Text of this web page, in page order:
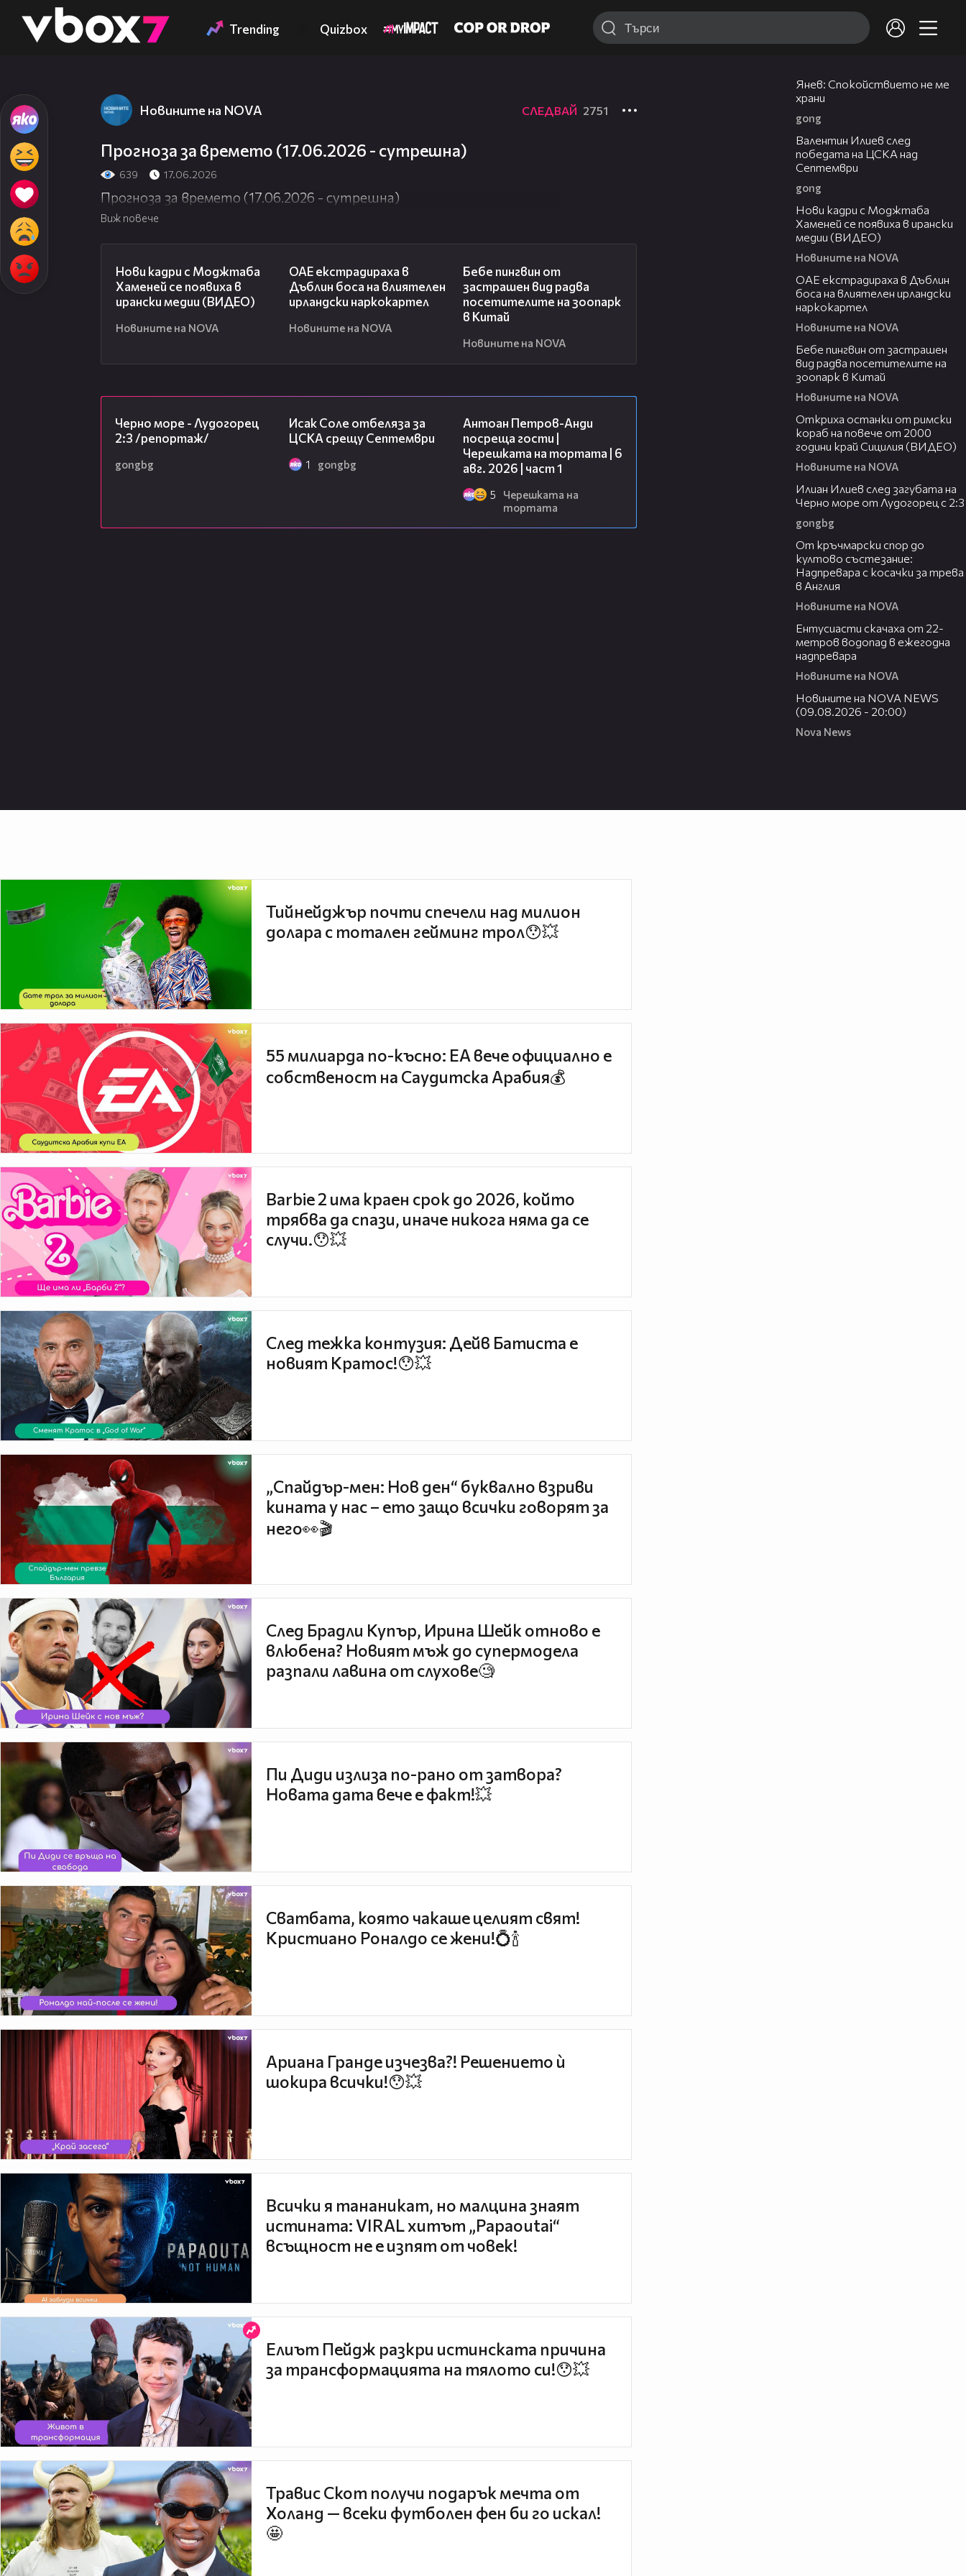
👾 Trending Quizbox
Новините на NOVA СЛЕДВАЙ 2751
Прогноза за времето (17.06.2026 - сутрешна)
639 17.06.2026
Прогноза за времето (17.06.2026 - сутрешна)
Виж повече
Нови кадри с Моджтаба
Хаменей се появиха в
ирански медии (ВИДЕО)
Новините на NOVA
ОАЕ екстрадираха в
Дъблин боса на влиятелен
ирландски наркокартел
Новините на NOVA
Бебе пингвин от
застрашен вид радва
посетителите на зоопарк
в Китай
Новините на NOVA
Черно море - Лудогорец
2:3 /репортаж/
gongbg
Исак Соле отбеляза за
ЦСКА срещу Септември
1 gongbg
Антоан Петров-Анди
посреща гости |
Черешката на тортата | 6
авг. 2026 | част 1
5
Черешката на
тортата
Янев: Спокойствието не ме
храни
gong
Валентин Илиев след
победата на ЦСКА над
Септември
gong
Нови кадри с Моджтаба
Хаменей се появиха в ирански
медии (ВИДЕО)
Новините на NOVA
ОАЕ екстрадираха в Дъблин
боса на влиятелен ирландски
наркокартел
Новините на NOVA
Бебе пингвин от застрашен
вид радва посетителите на
зоопарк в Китай
Новините на NOVA
Откриха останки от римски
кораб на повече от 2000
години край Сицилия (ВИДЕО)
Новините на NOVA
Илиан Илиев след загубата на
Черно море от Лудогорец с 2:3
gongbg
От кръчмарски спор до
култово състезание:
Надпревара с косачки за трева
в Англия
Новините на NOVA
Ентусиасти скачаха от 22-
метров водопад в ежегодна
надпревара
Новините на NOVA
Новините на NOVA NEWS
(09.08.2026 - 20:00)
Nova News
Тийнейджър почти спечели над милион
долара с тотален гейминг трол😯💥
55 милиарда по-късно: EA вече официално е
собственост на Саудитска Арабия💰
Barbie 2 има краен срок до 2026, който
трябва да спази, иначе никога няма да се
случи.😯💥
След тежка контузия: Дейв Батиста е
новият Кратос!😯💥
„Спайдър-мен: Нов ден“ буквално взриви
кината у нас – ето защо всички говорят за
него👀🎬
След Брадли Купър, Ирина Шейк отново е
влюбена? Новият мъж до супермодела
разпали лавина от слухове🧐
Пи Диди излиза по-рано от затвора?
Новата дата вече е факт!💥
Сватбата, която чакаше целият свят!
Кристиано Роналдо се жени!💍🍾
Ариана Гранде изчезва?! Решението ѝ
шокира всички!😯💥
Всички я тананикат, но малцина знаят
истината: VIRAL хитът „Papaoutai“
всъщност не е изпят от човек!
Елиът Пейдж разкри истинската причина
за трансформацията на тялото си!😯💥
Травис Скот получи подарък мечта от
Холанд — всеки футболен фен би го искал!
🤩